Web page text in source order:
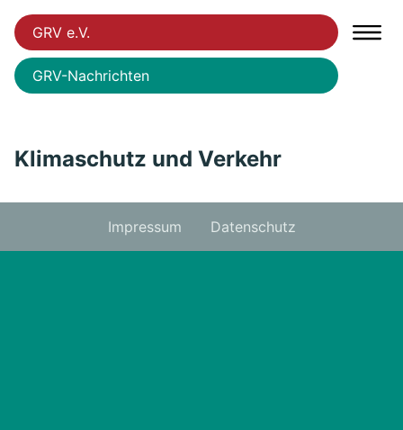
GRV e.V.
GRV-Nachrichten
Klimaschutz und Verkehr
Impressum Datenschutz